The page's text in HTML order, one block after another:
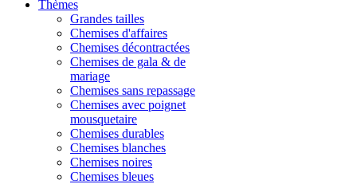
Thèmes
Grandes tailles
Chemises d'affaires
Chemises décontractées
Chemises de gala & de
mariage
Chemises sans repassage
Chemises avec poignet
mousquetaire
Chemises durables
Chemises blanches
Chemises noires
Chemises bleues